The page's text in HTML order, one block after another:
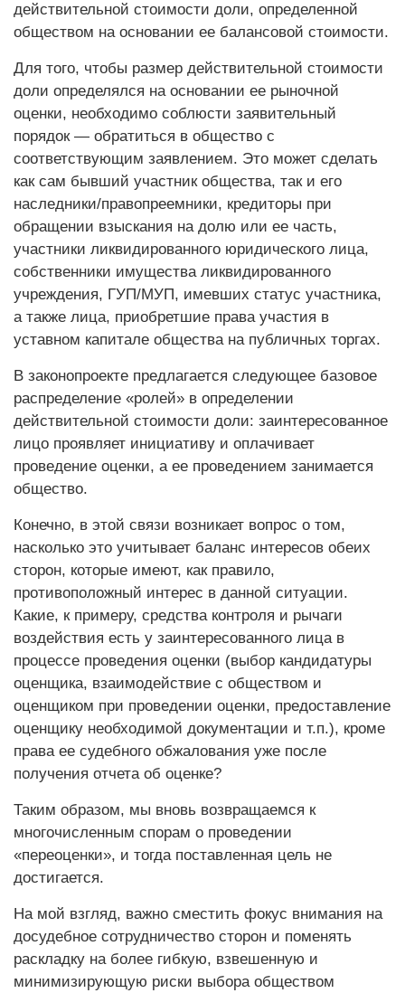
действительной стоимости доли, определенной
обществом на основании ее балансовой стоимости.
Для того, чтобы размер действительной стоимости
доли определялся на основании ее рыночной
оценки, необходимо соблюсти заявительный
порядок — обратиться в общество с
соответствующим заявлением. Это может сделать
как сам бывший участник общества, так и его
наследники/правопреемники, кредиторы при
обращении взыскания на долю или ее часть,
участники ликвидированного юридического лица,
собственники имущества ликвидированного
учреждения, ГУП/МУП, имевших статус участника,
а также лица, приобретшие права участия в
уставном капитале общества на публичных торгах.
В законопроекте предлагается следующее базовое
распределение «ролей» в определении
действительной стоимости доли: заинтересованное
лицо проявляет инициативу и оплачивает
проведение оценки, а ее проведением занимается
общество.
Конечно, в этой связи возникает вопрос о том,
насколько это учитывает баланс интересов обеих
сторон, которые имеют, как правило,
противоположный интерес в данной ситуации.
Какие, к примеру, средства контроля и рычаги
воздействия есть у заинтересованного лица в
процессе проведения оценки (выбор кандидатуры
оценщика, взаимодействие с обществом и
оценщиком при проведении оценки, предоставление
оценщику необходимой документации и т.п.), кроме
права ее судебного обжалования уже после
получения отчета об оценке?
Таким образом, мы вновь возвращаемся к
многочисленным спорам о проведении
«переоценки», и тогда поставленная цель не
достигается.
На мой взгляд, важно сместить фокус внимания на
досудебное сотрудничество сторон и поменять
раскладку на более гибкую, взвешенную и
минимизирующую риски выбора обществом